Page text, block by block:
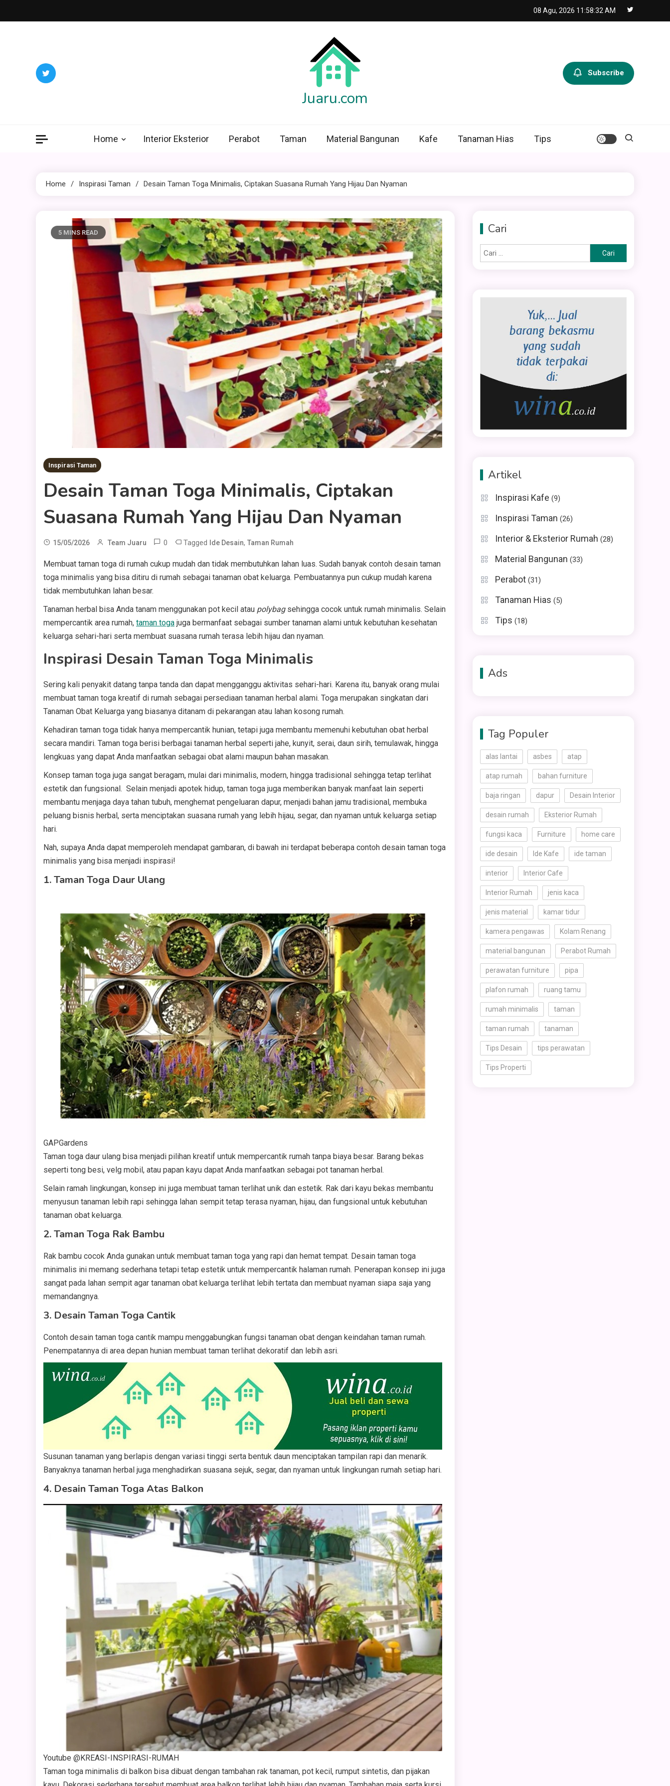
to
08 Agu, 2026 11:58:34 AM
Juaru.com
Subscribe
Home Interior Eksterior Perabot Taman Material Bangunan Kafe Tanaman Hias Tips
Home Inspirasi Taman Desain Taman Toga Minimalis, Ciptakan Suasana Rumah Yang Hijau Dan Nyaman
5 MINS READ
Inspirasi Taman
Desain Taman Toga Minimalis, Ciptakan
Suasana Rumah Yang Hijau Dan Nyaman
15/05/2026 Team Juaru 0 Tagged Ide Desain, Taman Rumah
Membuat taman toga di rumah cukup mudah dan tidak membutuhkan lahan luas. Sudah banyak contoh desain taman
toga minimalis yang bisa ditiru di rumah sebagai tanaman obat keluarga. Pembuatannya pun cukup mudah karena
tidak membutuhkan lahan besar.
Tanaman herbal bisa Anda tanam menggunakan pot kecil atau polybagsehingga cocok untuk rumah minimalis. Selain
mempercantik area rumah, taman toga juga bermanfaat sebagai sumber tanaman alami untuk kebutuhan kesehatan
keluarga sehari-hari serta membuat suasana rumah terasa lebih hijau dan nyaman.
Inspirasi Desain Taman Toga Minimalis
Sering kali penyakit datang tanpa tanda dan dapat mengganggu aktivitas sehari-hari. Karena itu, banyak orang mulai
membuat taman toga kreatif di rumah sebagai persediaan tanaman herbal alami. Toga merupakan singkatan dari
Tanaman Obat Keluarga yang biasanya ditanam di pekarangan atau lahan kosong rumah.
Kehadiran taman toga tidak hanya mempercantik hunian, tetapi juga membantu memenuhi kebutuhan obat herbal
secara mandiri. Taman toga berisi berbagai tanaman herbal seperti jahe, kunyit, serai, daun sirih, temulawak, hingga
lengkuas yang dapat Anda manfaatkan sebagai obat alami maupun bahan masakan.
Konsep taman toga juga sangat beragam, mulai dari minimalis, modern, hingga tradisional sehingga tetap terlihat
estetik dan fungsional. Selain menjadi apotek hidup, taman toga juga memberikan banyak manfaat lain seperti
membantu menjaga daya tahan tubuh, menghemat pengeluaran dapur, menjadi bahan jamu tradisional, membuka
peluang bisnis herbal, serta menciptakan suasana rumah yang lebih hijau, segar, dan nyaman untuk keluarga setiap
hari.
Nah, supaya Anda dapat memperoleh mendapat gambaran, di bawah ini terdapat beberapa contoh desain taman toga
minimalis yang bisa menjadi inspirasi!
1. Taman Toga Daur Ulang
GAPGardens
Taman toga daur ulang bisa menjadi pilihan kreatif untuk mempercantik rumah tanpa biaya besar. Barang bekas
seperti tong besi, velg mobil, atau papan kayu dapat Anda manfaatkan sebagai pot tanaman herbal.
Selain ramah lingkungan, konsep ini juga membuat taman terlihat unik dan estetik. Rak dari kayu bekas membantu
menyusun tanaman lebih rapi sehingga lahan sempit tetap terasa nyaman, hijau, dan fungsional untuk kebutuhan
tanaman obat keluarga.
2. Taman Toga Rak Bambu
Rak bambu cocok Anda gunakan untuk membuat taman toga yang rapi dan hemat tempat. Desain taman toga
minimalis ini memang sederhana tetapi tetap estetik untuk mempercantik halaman rumah. Penerapan konsep ini juga
sangat pada lahan sempit agar tanaman obat keluarga terlihat lebih tertata dan membuat nyaman siapa saja yang
memandangnya.
3. Desain Taman Toga Cantik
Contoh desain taman toga cantik mampu menggabungkan fungsi tanaman obat dengan keindahan taman rumah.
Penempatannya di area depan hunian membuat taman terlihat dekoratif dan lebih asri.
Susunan tanaman yang berlapis dengan variasi tinggi serta bentuk daun menciptakan tampilan rapi dan menarik.
Banyaknya tanaman herbal juga menghadirkan suasana sejuk, segar, dan nyaman untuk lingkungan rumah setiap hari.
4. Desain Taman Toga Atas Balkon
Youtube @KREASI-INSPIRASI-RUMAH
Taman toga minimalis di balkon bisa dibuat dengan tambahan rak tanaman, pot kecil, rumput sintetis, dan pijakan
Cari
Cari
untuk:
Artikel
Inspirasi Kafe (9)
Inspirasi Taman (26)
Interior & Eksterior Rumah (28)
Material Bangunan (33)
Perabot (31)
Tanaman Hias (5)
Tips (18)
Ads
Tag Populer
alas lantai asbes atap
atap rumah bahan furniture
baja ringan dapur Desain Interior
desain rumah Eksterior Rumah
fungsi kaca Furniture home care
ide desain Ide Kafe ide taman
interior Interior Cafe
Interior Rumah jenis kaca
jenis material kamar tidur
kamera pengawas Kolam Renang
material bangunan Perabot Rumah
perawatan furniture pipa
plafon rumah ruang tamu
rumah minimalis taman
taman rumah tanaman
Tips Desain tips perawatan
Tips Properti